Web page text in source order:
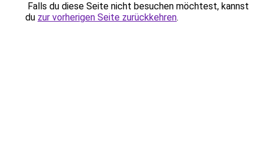
Falls du diese Seite nicht besuchen möchtest, kannst
du zur vorherigen Seite zurückkehren.